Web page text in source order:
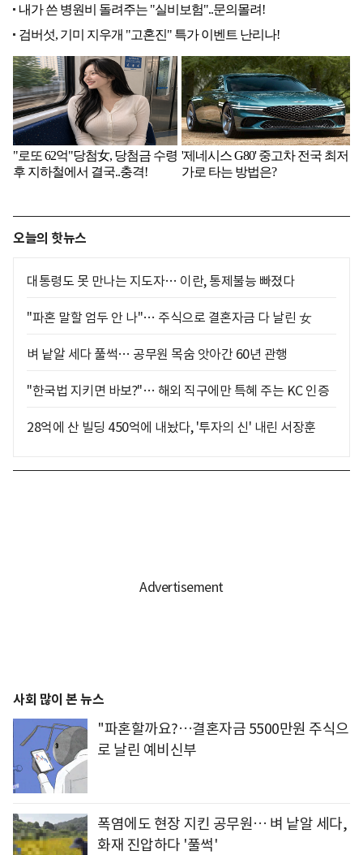
오늘의 핫뉴스
대통령도 못 만나는 지도자… 이란, 통제불능 빠졌다
"파혼 말할 엄두 안 나"… 주식으로 결혼자금 다 날린 女
벼 낱알 세다 풀썩… 공무원 목숨 앗아간 60년 관행
"한국법 지키면 바보?"… 해외 직구에만 특혜 주는 KC 인증
28억에 산 빌딩 450억에 내놨다, '투자의 신' 내린 서장훈
사회 많이 본 뉴스
"파혼할까요?…결혼자금 5500만원 주식으
로 날린 예비신부
폭염에도 현장 지킨 공무원… 벼 낱알 세다,
화재 진압하다 '풀썩'